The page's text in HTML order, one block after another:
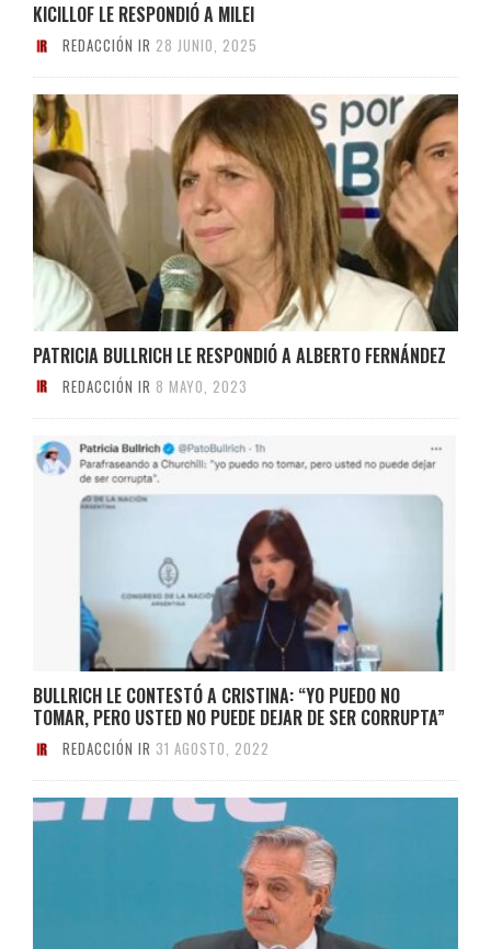
KICILLOF LE RESPONDIÓ A MILEI
REDACCIÓN IR 28 JUNIO, 2025
PATRICIA BULLRICH LE RESPONDIÓ A ALBERTO FERNÁNDEZ
REDACCIÓN IR 8 MAYO, 2023
BULLRICH LE CONTESTÓ A CRISTINA: “YO PUEDO NO
TOMAR, PERO USTED NO PUEDE DEJAR DE SER CORRUPTA”
REDACCIÓN IR 31 AGOSTO, 2022